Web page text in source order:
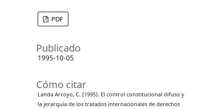
PDF
Publicado
1995-10-05
Cómo citar
Landa Arroyo, C. (1995). El control constitucional difuso y
la jerarquía de los tratados internacionales de derechos